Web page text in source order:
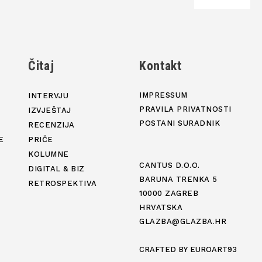
Čitaj
INTERVJU
IZVJEŠTAJ
RECENZIJA
PRIČE
KOLUMNE
DIGITAL & BIZ
RETROSPEKTIVA
Kontakt
IMPRESSUM
PRAVILA PRIVATNOSTI
POSTANI SURADNIK
CANTUS D.O.O.
BARUNA TRENKA 5
10000 ZAGREB
HRVATSKA
GLAZBA@GLAZBA.HR
CRAFTED BY EUROART93